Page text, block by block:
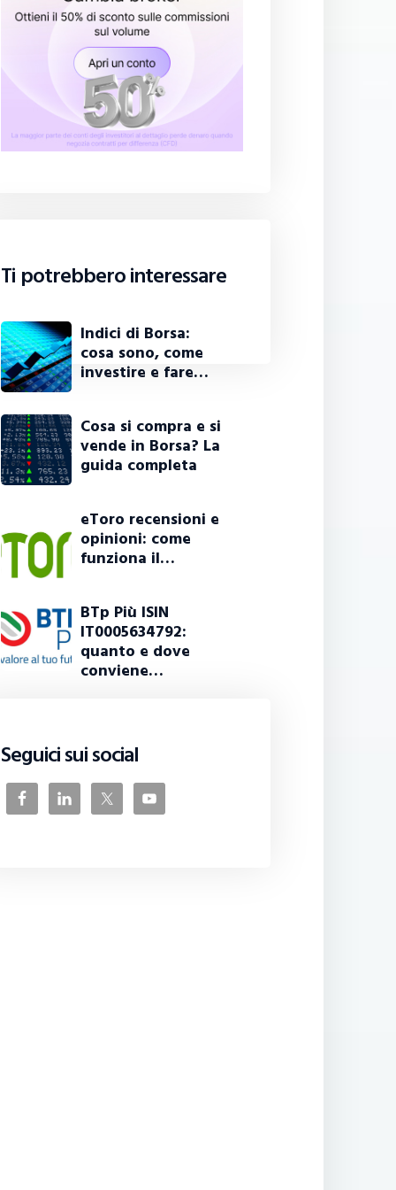
Ti potrebbero interessare
Indici di Borsa:
cosa sono, come
investire e fare…
Cosa si compra e si
vende in Borsa? La
guida completa
eToro recensioni e
opinioni: come
funziona il…
BTp Più ISIN
IT0005634792:
quanto e dove
conviene…
Seguici sui social